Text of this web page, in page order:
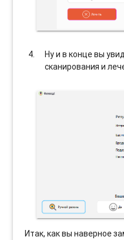
Ну и в конце вы
сканирования и
Итак, как вы наверное